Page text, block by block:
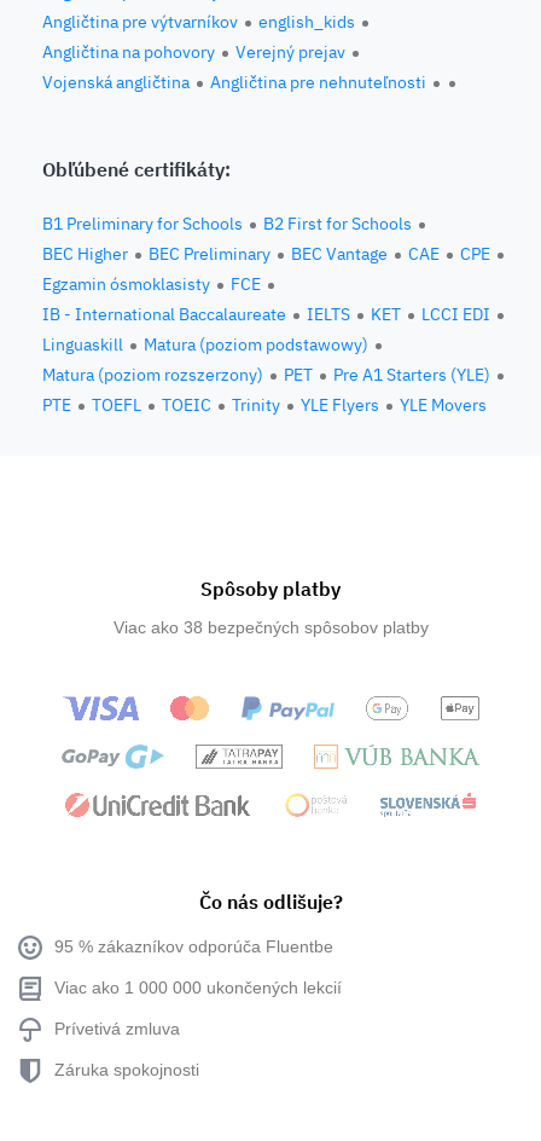
Angličtina pre výtvarníkov
english_kids
Angličtina na pohovory
Verejný prejav
Vojenská angličtina
Angličtina pre nehnuteľnosti
Obľúbené certifikáty:
B1 Preliminary for Schools
B2 First for Schools
BEC Higher
BEC Preliminary BEC Vantage CAE
CPE
Egzamin ósmoklasisty
FCE
IB - International Baccalaureate
IELTS KET
LCCI EDI
Linguaskill
Matura (poziom podstawowy)
Matura (poziom rozszerzony)
PET
Pre A1 Starters (YLE)
PTE
TOEFL TOEIC Trinity YLE Flyers YLE Movers
Spôsoby platby
Viac ako 38 bezpečných spôsobov platby
Čo nás odlišuje?
95 % zákazníkov odporúča Fluentbe
Viac ako 1 000 000 ukončených lekcií
Prívetivá zmluva
Záruka spokojnosti